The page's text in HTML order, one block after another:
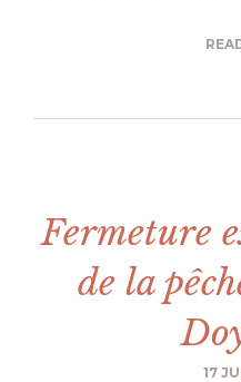
Fermeture
de la
17